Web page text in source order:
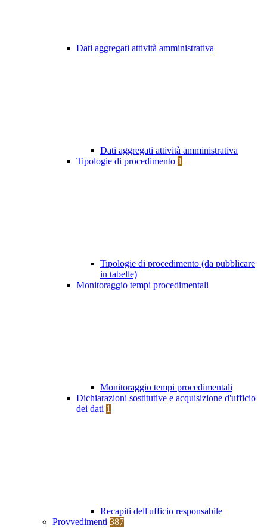
Dati aggregati attività amministrativa
Dati aggregati attività amministrativa
Tipologie di procedimento 1
Tipologie di procedimento (da pubblicare
in tabelle)
Monitoraggio tempi procedimentali
Monitoraggio tempi procedimentali
Dichiarazioni sostitutive e acquisizione d'ufficio
dei dati 1
Recapiti dell'ufficio responsabile
Provvedimenti 387